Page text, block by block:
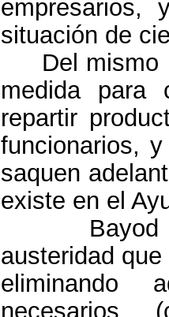
empresarios,
situación de
Del mismo
medida para
repartir
funcionarios,
saquen
existe en el
austeridad
eliminando
necesarios